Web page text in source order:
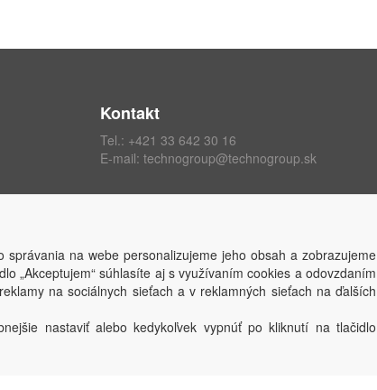
Kontakt
Tel.: +421 33 642 30 16
E-mail: technogroup@technogroup.sk
© TECHNO GROUP spol. s r.o.2026
na webe personalizujeme jeho obsah a zobrazujeme
„Akceptujem“ súhlasíte aj s využívaním cookies a odovzdaním
na sociálnych sieťach a v reklamných sieťach na ďalších
nastaviť alebo kedykoľvek vypnúť po kliknutí na tlačidlo